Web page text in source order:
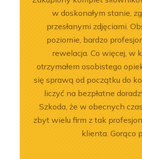
w doskonałym stanie,
przesłanymi zdjęciami.
poziomie, bardzo
rewelacja. Co więcej, w
otrzymałem osobistego
się sprawą od początku do
liczyć na bezpłatne
Szkoda, że w obecnych
zbyt wielu firm z tak
klienta. Gorąco
Liebherr
LR
2026-07-03
Remont
D9508 A7
1300-6.2